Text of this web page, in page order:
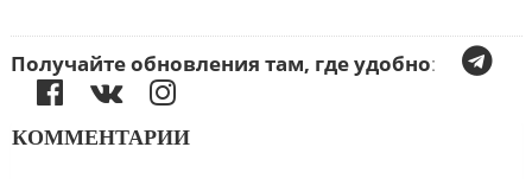
Получайте обновления там, где удобно:
КОММЕНТАРИИ